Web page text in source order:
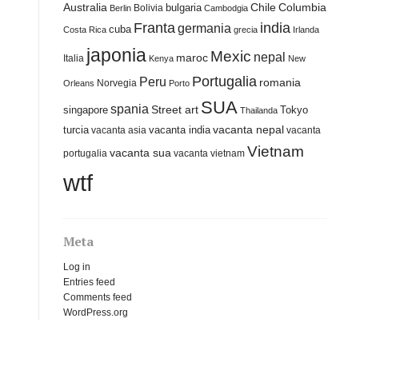
Australia Berlin Bolivia bulgaria Cambodgia Chile Columbia
Costa Rica cuba Frantagermania grecia india Irlanda
Italia japonia Kenya maroc Mexic nepal New
Orleans Norvegia Peru Porto Portugalia romania
singapore spania Street art SUA Thailanda Tokyo
turcia vacanta asia vacanta india vacanta nepal vacanta
portugalia vacanta sua vacanta vietnam Vietnam
wtf
Meta
Log in
Entries feed
Comments feed
WordPress.org